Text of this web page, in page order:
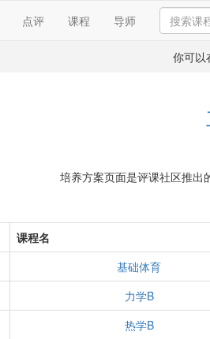
点评 课程 导师
你可以
培养方案页面是评课社区推出
课程名
基础体育
力学B
热学B